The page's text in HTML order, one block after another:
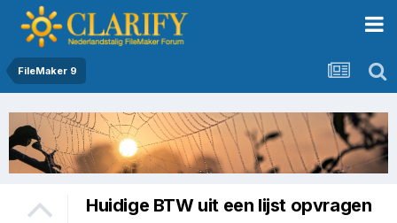
FileMaker 9
Huidige BTW uit een lijst opvragen